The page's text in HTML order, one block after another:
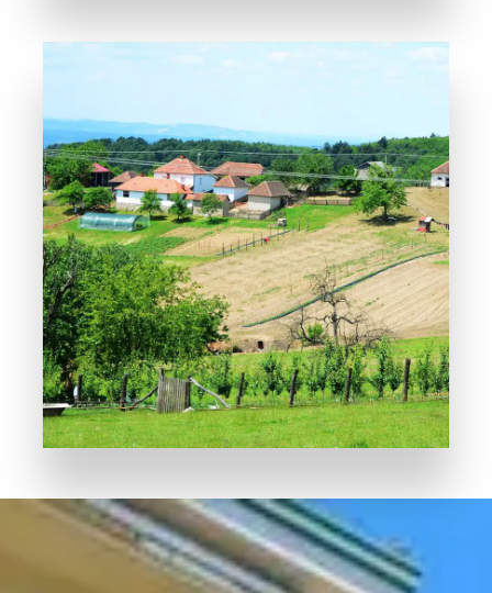
Jezeru
POGLEDAJTE SVE
Selu